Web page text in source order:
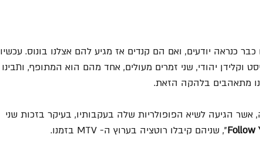
כנראה יודעים, ואם הם קנדים אז מגיע להם אצלנו בונוס. עכשיו
יהודי, שני זמרים מעולים, אחד מהם הוא המתופף, ותבינו
מתאהבים בלהקה הזאת.
הגיעה לשיא הפופולריות שלה בעקבותיו, בעיקר בזכות שני
Follow", שניהם קיבלו רוטציה בערוץ ה- MTV בזמנו.